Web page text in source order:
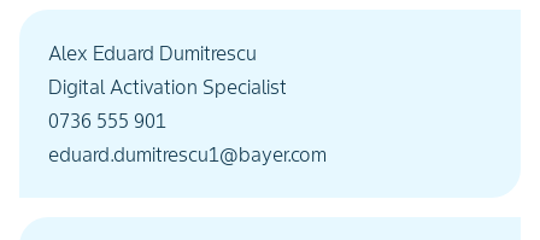
Alex Eduard Dumitrescu
Digital Activation Specialist
0736 555 901
eduard.dumitrescu1@bayer.com